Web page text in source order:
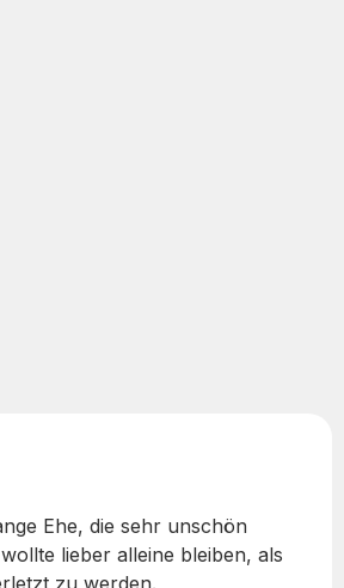
Ehe, die sehr unschön
lieber alleine bleiben, als
zu werden.